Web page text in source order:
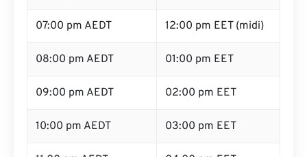
07:00 pm AEDT 12:00 pm EET (midi)
08:00 pm AEDT 01:00 pm EET
09:00 pm AEDT 02:00 pm EET
10:00 pm AEDT 03:00 pm EET